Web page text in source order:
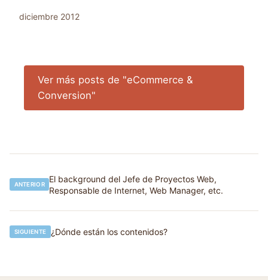
diciembre 2012
Ver más posts de "eCommerce &
Conversion"
Navegación
de
entradas
ANTERIOR
El background del Jefe de Proyectos Web,
Responsable de Internet, Web Manager, etc.
SIGUIENTE ¿Dónde están los contenidos?